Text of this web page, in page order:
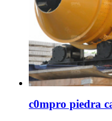
c0mpro piedra